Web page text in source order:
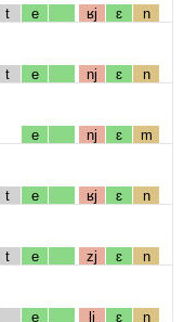
t e ʁj ɛ n
t e nj ɛ n
e nj ɛ m
t e ʁj ɛ n
t e zj ɛ n
e lj ɛ n